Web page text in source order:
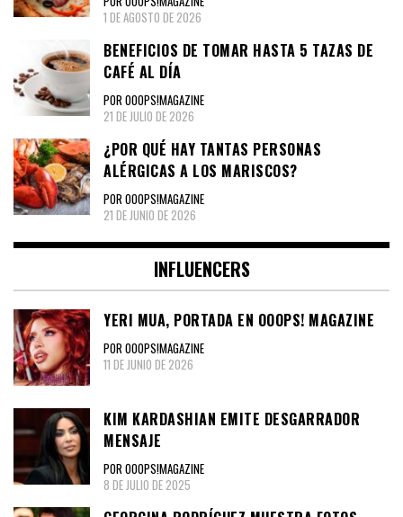
1 DE AGOSTO DE 2026
BENEFICIOS DE TOMAR HASTA 5 TAZAS DE
CAFÉ AL DÍA
POR OOOPS!MAGAZINE
21 DE JULIO DE 2026
¿POR QUÉ HAY TANTAS PERSONAS
ALÉRGICAS A LOS MARISCOS?
POR OOOPS!MAGAZINE
21 DE JUNIO DE 2026
INFLUENCERS
YERI MUA, PORTADA EN OOOPS! MAGAZINE
POR OOOPS!MAGAZINE
11 DE JUNIO DE 2026
KIM KARDASHIAN EMITE DESGARRADOR
MENSAJE
POR OOOPS!MAGAZINE
8 DE JULIO DE 2025